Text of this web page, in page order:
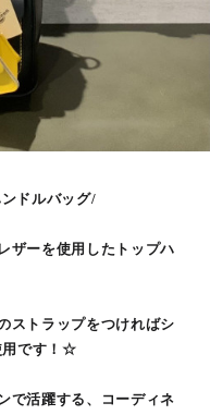
ドルバッグ/
ザーを使用したトップハ
ストラップをつければシ
用です！☆
で活躍する、コーディネ